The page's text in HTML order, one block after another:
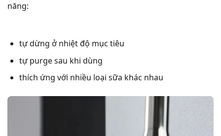
năng:
tự dừng ở nhiệt độ mục tiêu
tự purge sau khi dùng
thích ứng với nhiều loại sữa khác nhau